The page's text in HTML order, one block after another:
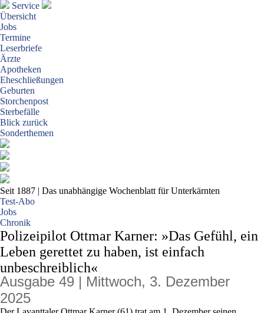
Service
Übersicht
Jobs
Termine
Leserbriefe
Ärzte
Apotheken
Eheschließungen
Geburten
Storchenpost
Sterbefälle
Blick zurück
Sonderthemen
Seit 1887 | Das unabhängige Wochenblatt für Unterkärnten
Test-Abo
Jobs
Chronik
Polizeipilot Ottmar Karner: »Das Gefühl, ein
Leben gerettet zu haben, ist einfach
unbeschreiblich«
Ausgabe 49 | Mittwoch, 3. Dezember
2025